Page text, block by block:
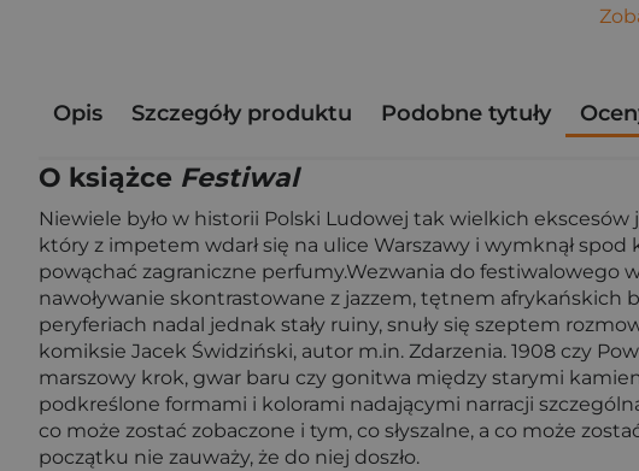
Opis Szczegóły produktu Podobne tytuły
O książce Festiwal
Niewiele było w historii Polski Ludowej tak wielkich ekscesów
który z impetem wdarł się na ulice Warszawy i wymknął spod
powąchać zagraniczne perfumy.Wezwania do festiwalowego
nawoływanie skontrastowane z jazzem, tętnem afrykańskich
peryferiach nadal jednak stały ruiny, snuły się szeptem
komiksie Jacek Świdziński, autor m.in. Zdarzenia. 1908 czy
marszowy krok, gwar baru czy gonitwa między starymi
podkreślone formami i kolorami nadającymi narracji
co może zostać zobaczone i tym, co słyszalne, a co może
początku nie zauważy, że do niej doszło.